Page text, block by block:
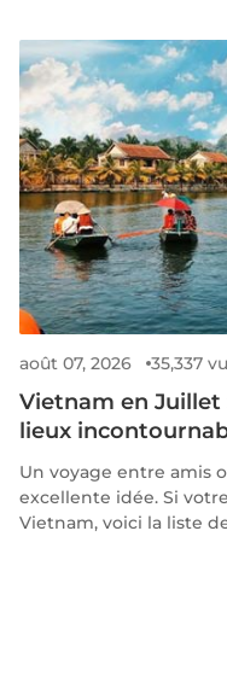
août 07, 2026 35,337
Vietnam en Juillet
lieux
Un voyage entre amis
excellente idée. Si
Vietnam, voici la liste